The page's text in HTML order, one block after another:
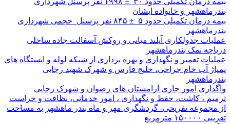
بندرماهشهر و خانواده ایشان
بیمه درمان تکمیلی حدود ۵ ± ۸۴۵ نفر پرسنل حجمی شهرداری
بندرماهشهر
عملیات جدولکاری آیلند میانی و روکش آسفالت جاده ساحلی
دریاچه نمک بندرماهشهر
عملیات تعمیر و نگهداری و بهره برداری از شبکه لوله و ایستگاه های
پمپاژ آب خام جراحی، خلیج فارس و شهرک شهید رجایی
بندرماهشهر
واگذاری امور جاری آرامستان های رضوان و شهرک رجایی
ترمیم ، کاشت، حفظ و نگهداری ، امور خدماتی، نظافت و حراست
از مجموعه تفریحی- گردشگری مهر و ماه بندر ماهشهر به مساحت
تقریبی ۱۵۰۰۰۰ مترمربع